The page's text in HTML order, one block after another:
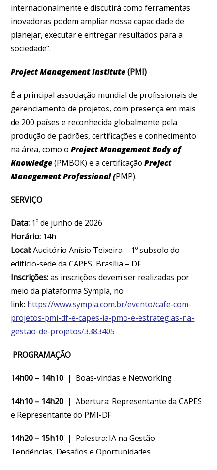
internacionalmente e discutirá como ferramentas
inovadoras podem ampliar nossa capacidade de
planejar, executar e entregar resultados para a
sociedade”.
Project Management Institute(PMI)
É a principal associação mundial de profissionais de
gerenciamento de projetos, com presença em mais
de 200 países e reconhecida globalmente pela
produção de padrões, certificações e conhecimento
na área, como oProject Management Body of
Knowledge(PMBOK) e a certificaçãoProject
Management Professional (PMP).
SERVIÇO
Data: 1º de junho de 2026
Horário: 14h
Local:Auditório Anísio Teixeira – 1º subsolo do
edifício-sede da CAPES, Brasília – DF
Inscrições:as inscrições devem ser realizadas por
meio da plataforma Sympla, no
link: https://www.sympla.com.br/evento/cafe-com-
projetos-pmi-df-e-capes-ia-pmo-e-estrategias-na-
gestao-de-projetos/3383405
PROGRAMAÇÃO
14h00 – 14h10 | Boas-vindas e Networking
14h10 – 14h20 | Abertura: Representante da CAPES
e Representante do PMI-DF
14h20 – 15h10 | Palestra: IA na Gestão —
Tendências, Desafios e Oportunidades